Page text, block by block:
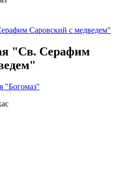
"Св. Серафим
"Богомаз"